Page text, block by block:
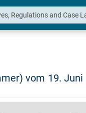
vom 19.